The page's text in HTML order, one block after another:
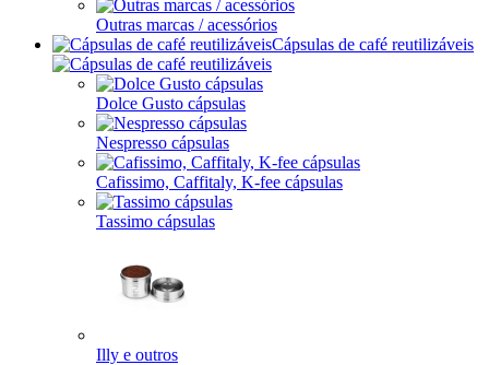
Outras marcas / acessórios
Cápsulas de café reutilizáveis
Dolce Gusto cápsulas
Nespresso cápsulas
Cafissimo, Caffitaly, K-fee cápsulas
Tassimo cápsulas
Illy e outros